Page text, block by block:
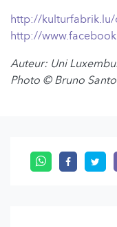
http://
http://
Auteur: Uni
Photo © Bruno